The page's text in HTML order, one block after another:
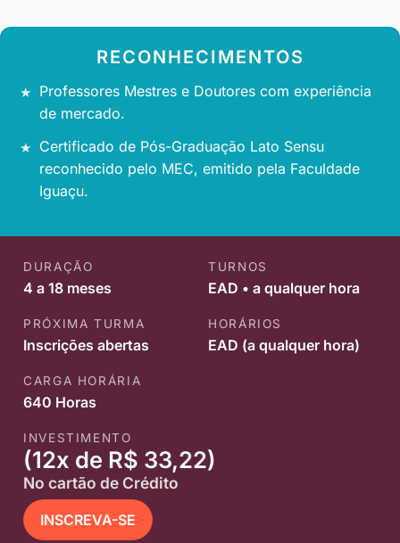
RECONHECIMENTOS
Professores Mestres e Doutores com experiência
de mercado.
Certificado de Pós-Graduação Lato Sensu
reconhecido pelo MEC, emitido pela Faculdade
Iguaçu.
DURAÇÃO
4 a 18 meses
TURNOS
EAD • a qualquer hora
PRÓXIMA TURMA
Inscrições abertas
HORÁRIOS
EAD (a qualquer hora)
CARGA HORÁRIA
640 Horas
INVESTIMENTO
(12x de R$ 33,22)
No cartão de Crédito
INSCREVA-SE